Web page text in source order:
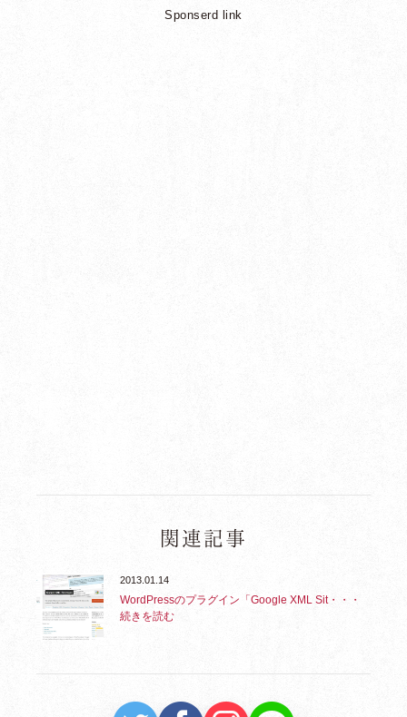
Sponserd link
関連記事
2013.01.14
WordPressのプラグイン「Google XML Sit・・・
続きを読む